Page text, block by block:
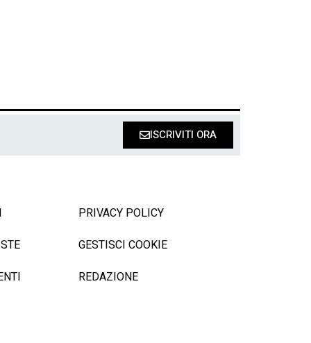
ISCRIVITI ORA
PRIVACY POLICY
GESTISCI COOKIE
REDAZIONE